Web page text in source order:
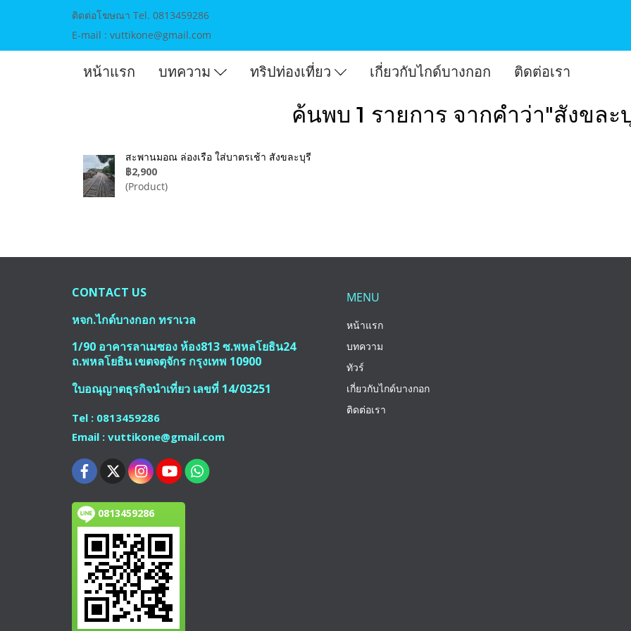
ติดต่อโฆษณา Tel. 0813459286
E-mail : vuttikone@gmail.com
หน้าแรก บทความ ทริปท่องเที่ยว เกี่ยวกับไกด์บางกอก ติดต่อเรา
ค้นพบ 1 รายการ จากคำว่า"สังขละ
สะพานมอณ ล่องเรือ ใส่บาตรเช้า สังขละบุรี
฿2,900
(Product)
CONTACT US
หจก.ไกด์บางกอก ทราเวล
1/90 อาคารลาเมซอง ห้อง813 ซ.พหลโยธิน24
ถ.พหลโยธิน เขตจตุจักร กรุงเทพ 10900
ใบอณุญาตธุรกิจนำเที่ยว เลขที่ 14/03251
Tel : 0813459286
Email : vuttikone@gmail.com
0813459286
MENU
หน้าแรก
บทความ
ทัวร์
เกี่ยวกับไกด์บางกอก
ติดต่อเรา